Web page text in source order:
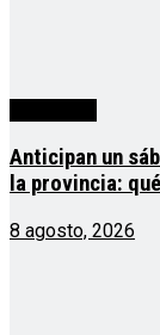
Anticipan un
la provincia:
8 agosto, 2026